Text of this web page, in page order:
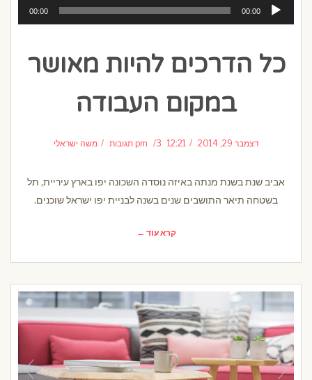
נגן
אודיו
00:00
00:00
כל הדרכים להיות מאושר
במקום העבודה
דצמבר 29, 2014 12:21 pm 3 תגובות משה ישראלי
אביב שנת בשנת מנתה באיזה נוסדה השכונה יפו בארץ עיריית, תל
בשטחה תיאר התושבים שנים בשנה לבניית יפו ישראל שוכנים.
קרא עוד ←